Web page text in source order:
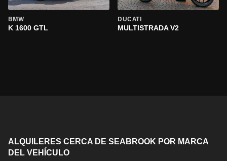
BMW
K 1600 GTL
DUCATI
MULTISTRADA V2
ALQUILERES CERCA DE SEABROOK POR MARCA
DEL VEHÍCULO